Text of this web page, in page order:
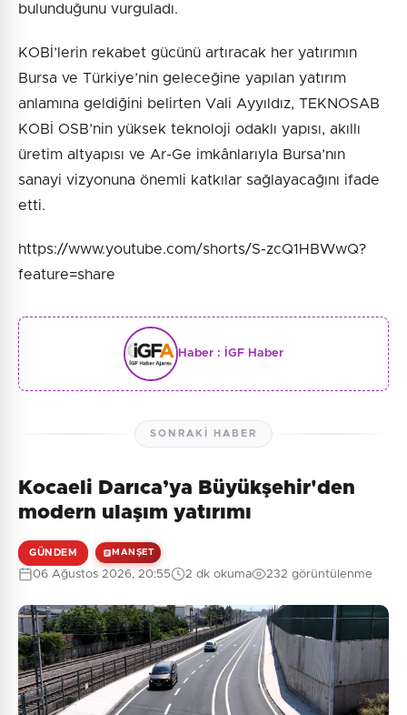
bulunduğunu vurguladı.
KOBİ’lerin rekabet gücünü artıracak her yatırımın
Bursa ve Türkiye’nin geleceğine yapılan yatırım
anlamına geldiğini belirten Vali Ayyıldız, TEKNOSAB
KOBİ OSB’nin yüksek teknoloji odaklı yapısı, akıllı
üretim altyapısı ve Ar-Ge imkânlarıyla Bursa’nın
sanayi vizyonuna önemli katkılar sağlayacağını ifade
etti.
https://www.youtube.com/shorts/S-zcQ1HBWwQ?
feature=share
Haber : İGF Haber
SONRAKI HABER
Kocaeli Darıca’ya Büyükşehir'den
modern ulaşım yatırımı
GÜNDEM MANŞET
06 Ağustos 2026, 20:55 2 dk okuma 232 görüntülenme